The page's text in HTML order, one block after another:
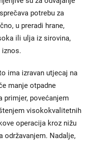
potrebu za
u preradi hrane,
ili ulja iz sirovina,
ima izravan utjecaj na
manje otpadne
primjer, povećanjem
visokokvalitetnih
operacija kroz nižu
održavanjem. Nadalje,